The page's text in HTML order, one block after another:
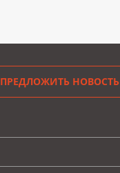
ПРЕДЛОЖИТЬ НОВОСТЬ